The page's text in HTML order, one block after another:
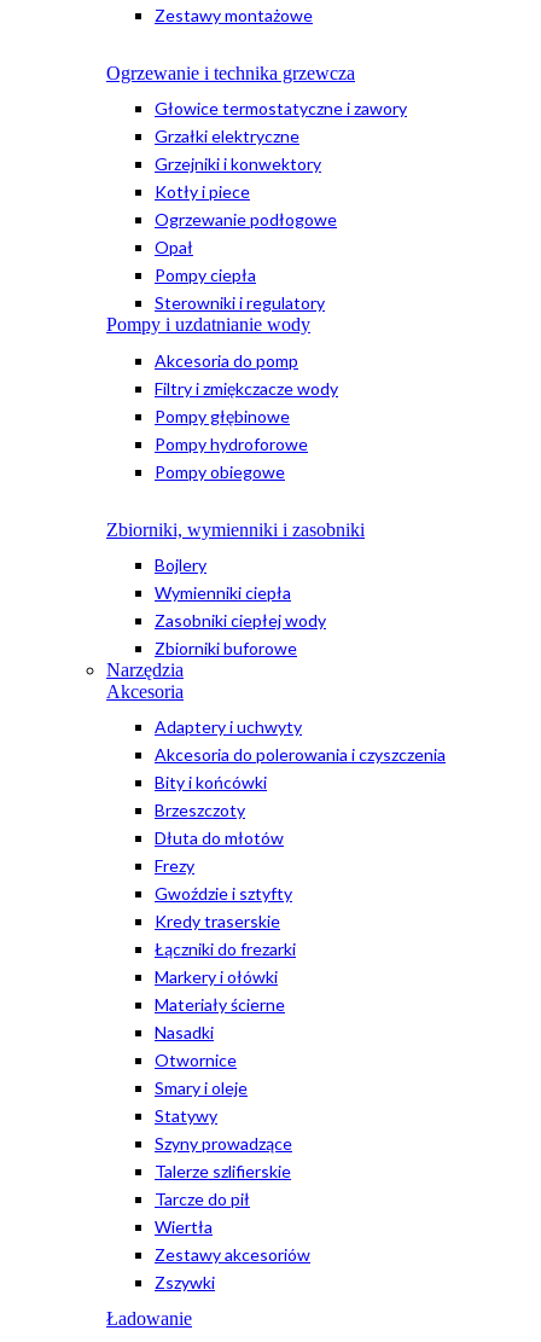
Zestawy montażowe
Ogrzewanie i technika grzewcza
Głowice termostatyczne i zawory
Grzałki elektryczne
Grzejniki i konwektory
Kotły i piece
Ogrzewanie podłogowe
Opał
Pompy ciepła
Sterowniki i regulatory
Pompy i uzdatnianie wody
Akcesoria do pomp
Filtry i zmiękczacze wody
Pompy głębinowe
Pompy hydroforowe
Pompy obiegowe
Zbiorniki, wymienniki i zasobniki
Bojlery
Wymienniki ciepła
Zasobniki ciepłej wody
Zbiorniki buforowe
Narzędzia
Akcesoria
Adaptery i uchwyty
Akcesoria do polerowania i czyszczenia
Bity i końcówki
Brzeszczoty
Dłuta do młotów
Frezy
Gwoździe i sztyfty
Kredy traserskie
Łączniki do frezarki
Markery i ołówki
Materiały ścierne
Nasadki
Otwornice
Smary i oleje
Statywy
Szyny prowadzące
Talerze szlifierskie
Tarcze do pił
Wiertła
Zestawy akcesoriów
Zszywki
Ładowanie